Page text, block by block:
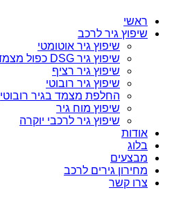
ראשי
שיפוץ גיר לרכב
שיפוץ גיר אוטומטי
שיפוץ גיר DSG כפול מצמדים
שיפוץ גיר רציף
שיפוץ גיר רובוטי
החלפת מצמד בגיר רובוטי
שיפוץ מוח גיר
שיפוץ גיר לרכבי יוקרה
אודות
בלוג
מבצעים
מחירון גירים לרכב
צרו קשר